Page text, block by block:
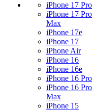
iPhone 17 Pro
iPhone 17 Pro
Max
iPhone 17e
iPhone 17
iPhone Air
iPhone 16
iPhone 16e
iPhone 16 Pro
iPhone 16 Pro
Max
iPhone 15